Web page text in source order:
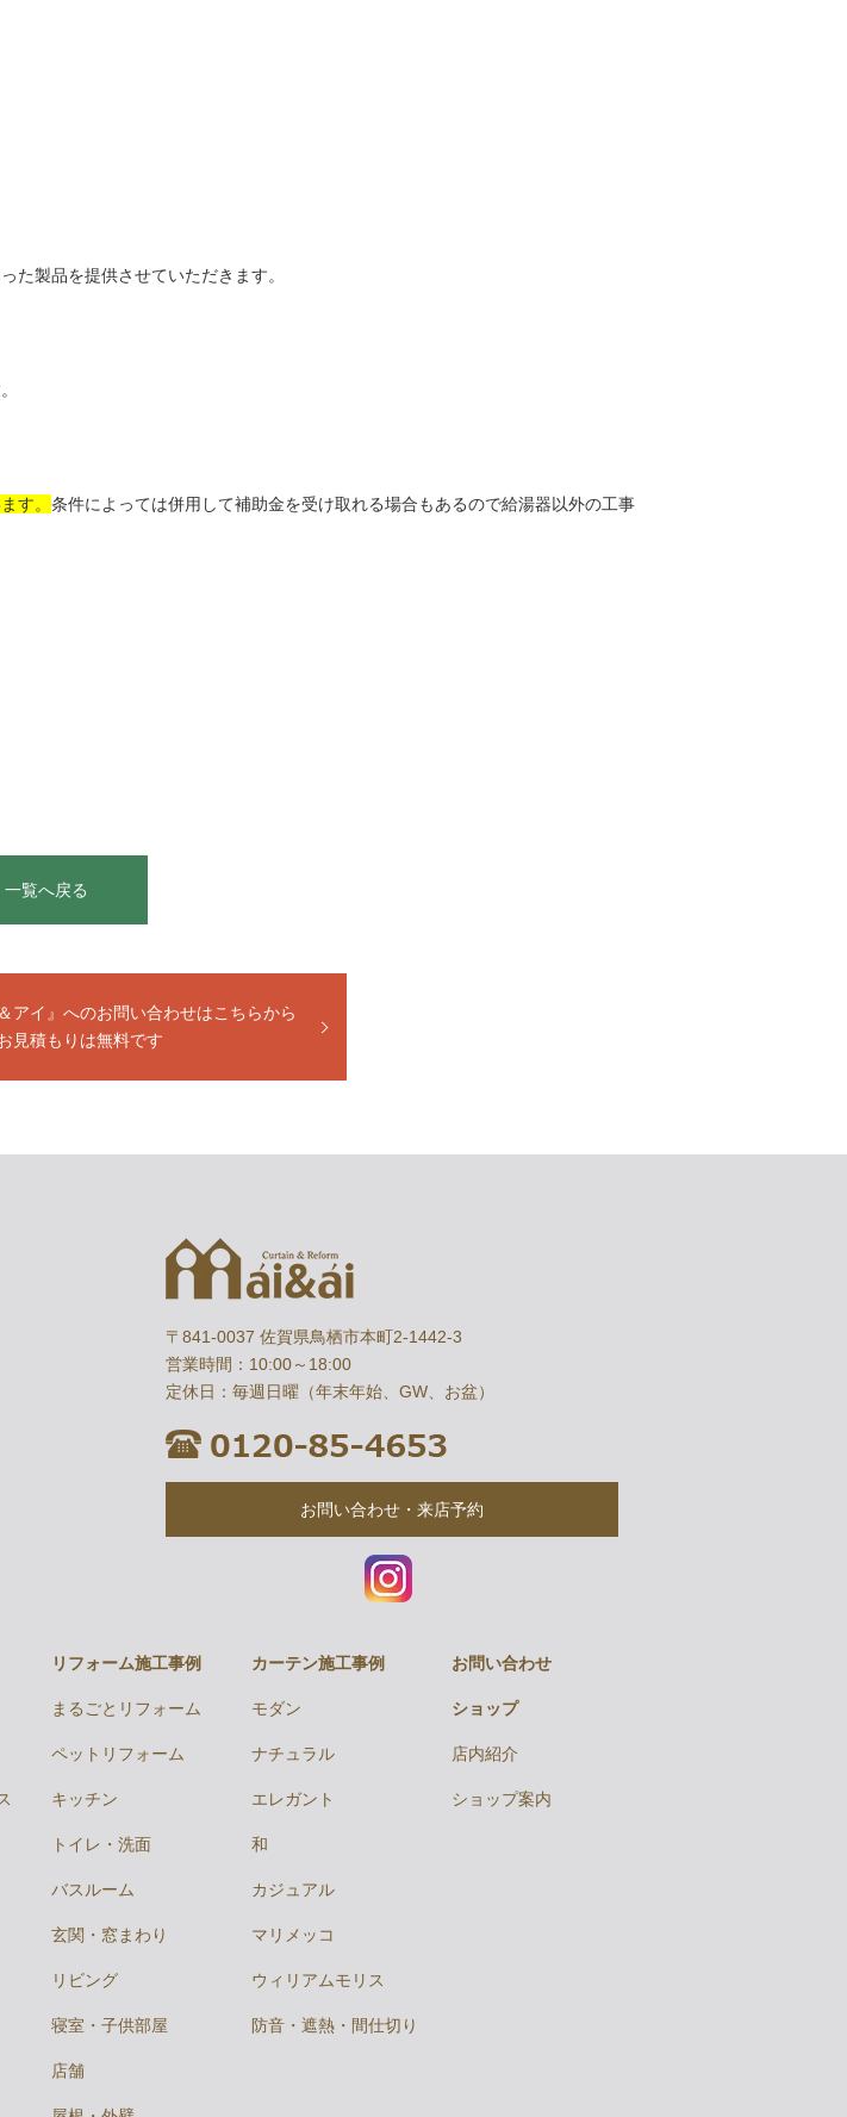
た製品を提供させていただきます。
す。 条件によっては併用して補助金を受け取れる場合もあるので給湯器以外の工事
一覧へ戻る
アイ』へのお問い合わせはこちらから
見積もりは無料です
〒841-0037 佐賀県鳥栖市本町2-1442-3
営業時間：10:00～18:00
定休日：毎週日曜（年末年始、GW、お盆）
お問い合わせ・来店予約
リフォーム施工事例
まるごとリフォーム
ペットリフォーム
キッチン
トイレ・洗面
バスルーム
玄関・窓まわり
リビング
寝室・子供部屋
店舗
カーテン施工事例
モダン
ナチュラル
エレガント
和
カジュアル
マリメッコ
ウィリアムモリス
防音・遮熱・間仕切り
お問い合わせ
ショップ
店内紹介
ショップ案内